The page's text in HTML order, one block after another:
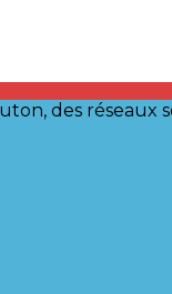
des réseaux